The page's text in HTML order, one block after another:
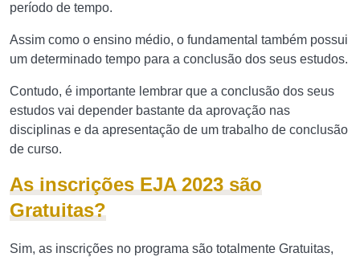
período de tempo.
Assim como o ensino médio, o fundamental também possui
um determinado tempo para a conclusão dos seus estudos.
Contudo, é importante lembrar que a conclusão dos seus
estudos vai depender bastante da aprovação nas
disciplinas e da apresentação de um trabalho de conclusão
de curso.
As inscrições EJA 2023 são
Gratuitas?
Sim, as inscrições no programa são totalmente Gratuitas,